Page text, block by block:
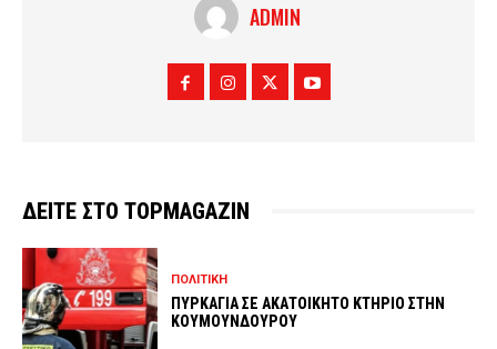
ADMIN
ΔΕΙΤΕ ΣΤΟ TOPMAGAZIN
ΠΟΛΙΤΙΚΗ
ΠΥΡΚΑΓΙΑ ΣΕ ΑΚΑΤΟΙΚΗΤΟ ΚΤΗΡΙΟ ΣΤΗΝ
ΚΟΥΜΟΥΝΔΟΥΡΟΥ